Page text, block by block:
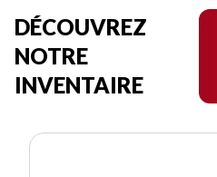
DÉCOUVREZ
NOTRE
INVENTAIRE